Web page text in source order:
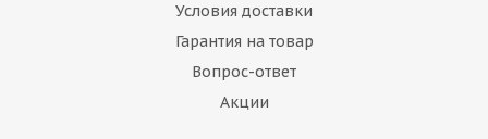
Условия доставки
Гарантия на товар
Вопрос-ответ
Акции